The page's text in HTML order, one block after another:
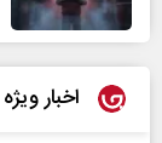
اخبار ویژه